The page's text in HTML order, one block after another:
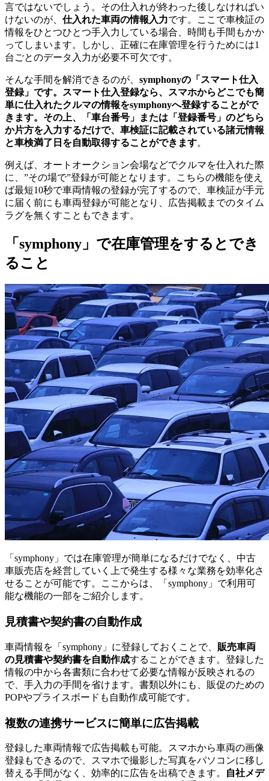
言ではないでしょう。その仕入れが終わった後しなければい
けないのが、 仕入れた車両の情報入力です。ここで車検証の
情報をひとつひとつ手入力している場合、時間も手間もかか
ってしまいます。しかし、正確に在庫管理を行うためには1
台ごとのデータ入力が必要不可欠です。
そんな手間を解消できるのが、 symphonyの「スマート仕入
登録」 です。スマート仕入登録なら、スマホからどこでも簡
単に仕入れたクルマの情報をsymphonyへ登録することがで
きます。その上、
「車台番号」または「登録番号」のどちら
か片方を入力するだけで、車検証に記載されている諸元情報
と車検満了日を自動取得することができます。
例えば、オートオークション会場などでクルマを仕入れた際
に、”その場で”登録が可能となります。こちらの機能を使え
ば最短10秒で車両情報の登録が完了するので、車検証が手元
に届く前にも車両登録が可能となり、広告掲載までのタイム
ラグを無くすこともできます。
「symphony」で在庫管理をするとでき
ること
「symphony」では在庫管理が簡単になるだけでなく、中古
車販売店を経営していく上で発生する様々な業務を効率化さ
せることが可能です。ここからは、「symphony」で利用可
能な機能の一部をご紹介します。
見積書や契約書の自動作成
車両情報を「symphony」に登録しておくことで、 販売車両
の見積書や契約書を自動作成することができます。登録した
情報の中から各書類に合わせて必要な情報が反映されるの
で、手入力の手間を省けます。書類以外にも、販促のための
POPやプライスボードも自動作成可能です。
複数の連携サービスに簡単に広告掲載
登録した車両情報で広告掲載も可能。スマホから車両の画像
登録もできるので、スマホで撮影した写真をパソコンに移し
替える手間がなく、効率的に広告を出稿できます。
自社メデ